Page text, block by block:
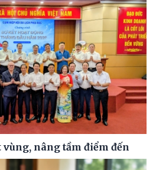
nâng tầm điểm đến